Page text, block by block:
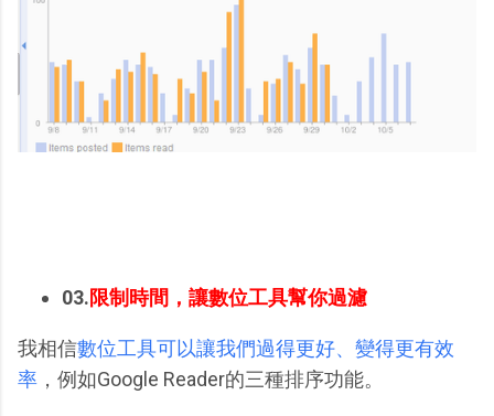
03.限制時間，讓數位工具幫你過濾
我相信數位工具可以讓我們過得更好、變得更有效
率 ，例如Google Reader的三種排序功能。